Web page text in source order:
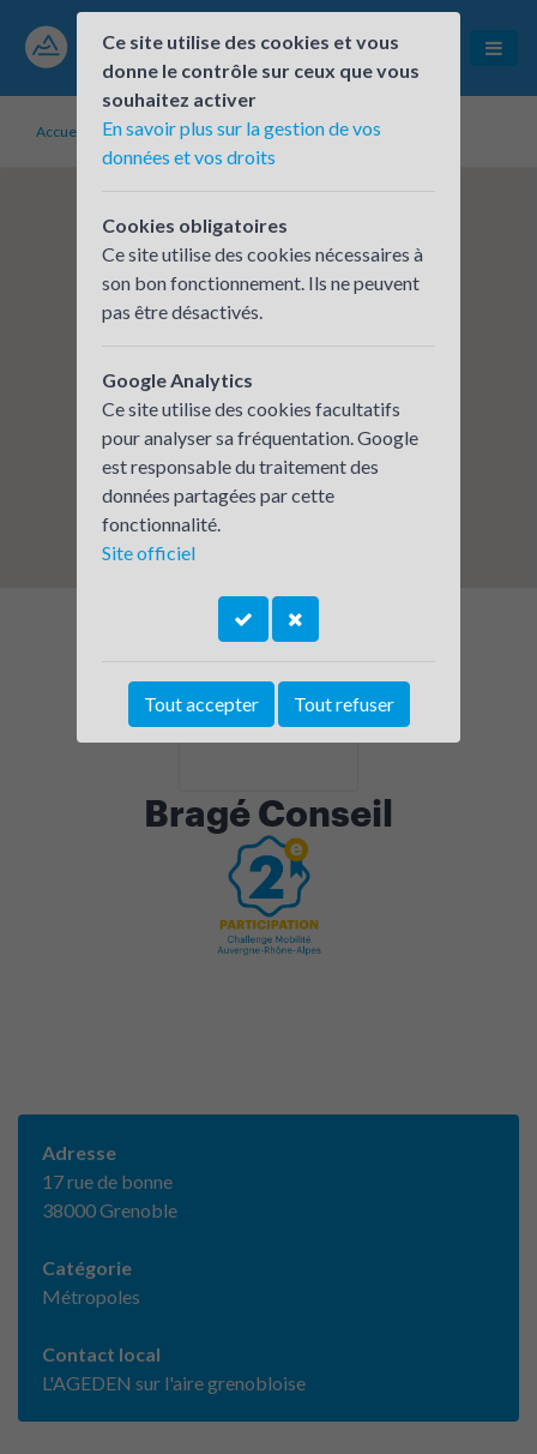
Accueil Établissements inscrits Bragé Conseil
Bragé Conseil
Adresse
17 rue de bonne
38000 Grenoble
Catégorie
Métropoles
Contact local
L'AGEDEN sur l'aire grenobloise
Ce site utilise des cookies et vous
donne le contrôle sur ceux que vous
souhaitez activer
En savoir plus sur la gestion de vos
données et vos droits
Cookies obligatoires
Ce site utilise des cookies nécessaires à
son bon fonctionnement. Ils ne peuvent
pas être désactivés.
Google Analytics
Ce site utilise des cookies facultatifs
pour analyser sa fréquentation. Google
est responsable du traitement des
données partagées par cette
fonctionnalité.
Site officiel
Tout accepter Tout refuser